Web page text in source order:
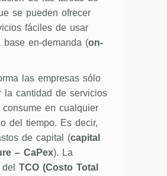
se pueden ofrecer
fáciles de usar
base en-demanda (on-
las empresas sólo
la cantidad de servicios
en cualquier
del tiempo. Es decir,
de capital (capital
– CaPex). La
TCO (Costo Total